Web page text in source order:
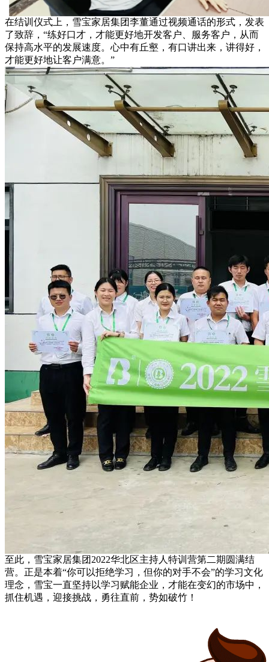
在结训仪式上，雪宝家居集团李董通过视频通话的形式，发表
了致辞，“练好口才，才能更好地开发客户、服务客户，从而
保持高水平的发展速度。心中有丘壑，有口讲出来，讲得好，
才能更好地让客户满意。”
至此，雪宝家居集团2022华北区主持人特训营第二期圆满结
营。正是本着“你可以拒绝学习，但你的对手不会”的学习文化
理念，雪宝一直坚持以学习赋能企业，才能在变幻的市场中，
抓住机遇，迎接挑战，勇往直前，势如破竹！